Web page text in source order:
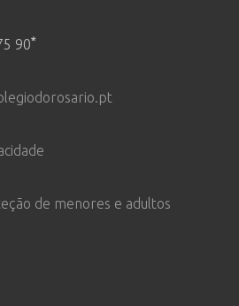
90*
de menores e adultos